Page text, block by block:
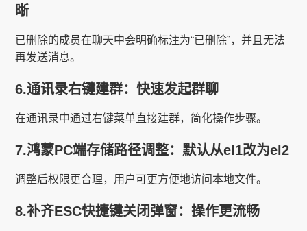
晰
已删除的成员在聊天中会明确标注为“已删除”，并且无法
再发送消息。
6.通讯录右键建群：快速发起群聊
在通讯录中通过右键菜单直接建群，简化操作步骤。
7.鸿蒙PC端存储路径调整：默认从el1改为el2
调整后权限更合理，用户可更方便地访问本地文件。
8.补齐ESC快捷键关闭弹窗：操作更流畅